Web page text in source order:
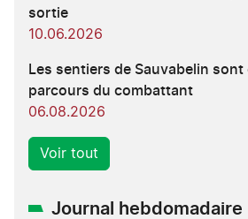
sortie
10.06.2026
Les sentiers de Sauvabelin sont
parcours du combattant
06.08.2026
Voir tout
Journal hebdomadaire